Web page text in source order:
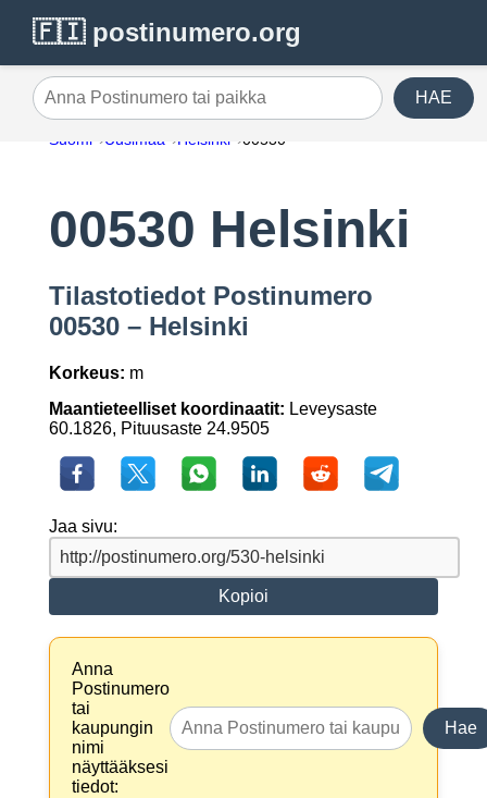
🇫🇮 postinumero.org
Anna Postinumero tai paikka HAE
Suomi Uusimaa Helsinki 00530
00530 Helsinki
Tilastotiedot Postinumero
00530 – Helsinki
Korkeus: m
Maantieteelliset koordinaatit: Leveysaste
60.1826, Pituusaste 24.9505
Jaa sivu:
Kopioi
Anna
Postinumero
tai
kaupungin
nimi
näyttääksesi
tiedot:
Hae